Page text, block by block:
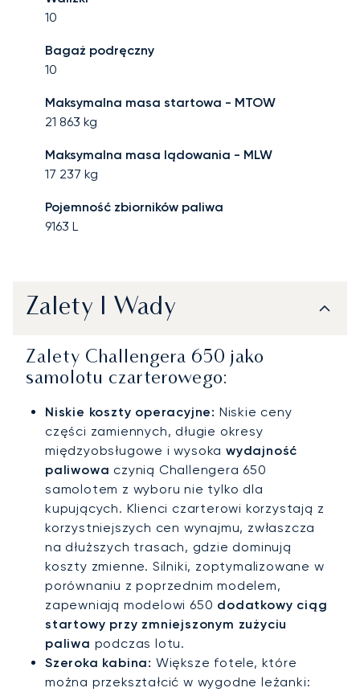
10
Bagaż podręczny
10
Maksymalna masa startowa - MTOW
21 863 kg
Maksymalna masa lądowania - MLW
17 237 kg
Pojemność zbiorników paliwa
9163 L
Zalety I Wady
Zalety Challengera 650 jako
samolotu czarterowego:
Niskie koszty operacyjne: Niskie ceny
części zamiennych, długie okresy
międzyobsługowe i wysokawydajność
paliwowa czynią Challengera 650
samolotem z wyboru nie tylko dla
kupujących. Klienci czarterowi korzystają z
korzystniejszych cen wynajmu, zwłaszcza
na dłuższych trasach, gdzie dominują
koszty zmienne. Silniki, zoptymalizowane w
porównaniu z poprzednim modelem,
zapewniają modelowi 650 dodatkowy ciąg
startowy przy zmniejszonym zużyciu
paliwa podczas lotu.
Szeroka kabina: Większe fotele, które
można przekształcić w wygodne leżanki: